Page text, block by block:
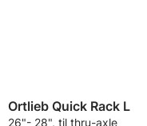
Ortlieb Quick Rack L
26"- 28", til thru-axle